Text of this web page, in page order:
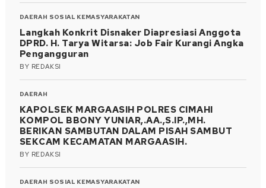
DAERAH SOSIAL KEMASYARAKATAN
Langkah Konkrit Disnaker Diapresiasi Anggota
DPRD. H. Tarya Witarsa: Job Fair Kurangi Angka
Pengangguran
BY REDAKSI
DAERAH
KAPOLSEK MARGAASIH POLRES CIMAHI
KOMPOL BBONY YUNIAR,.AA.,S.IP.,MH.
BERIKAN SAMBUTAN DALAM PISAH SAMBUT
SEKCAM KECAMATAN MARGAASIH.
BY REDAKSI
DAERAH SOSIAL KEMASYARAKATAN